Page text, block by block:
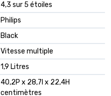
4,3 sur 5 étoiles
Philips
Black
Vitesse multiple
1,9 Litres
40,2P x 28,7l x 22,4H
centimètres